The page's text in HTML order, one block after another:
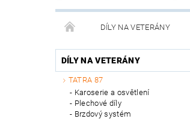
DÍLY NA VETERÁNY
DÍLY NA VETERÁNY
TATRA 87
Karoserie a osvětlení
Plechové díly
Brzdový systém